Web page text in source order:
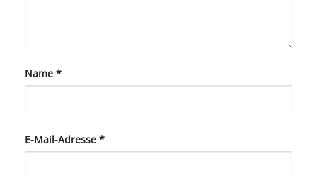
Name *
E-Mail-Adresse *